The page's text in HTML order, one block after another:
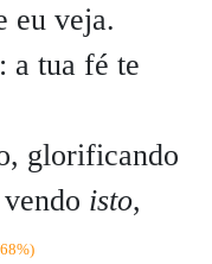
eu veja.
a tua fé te
glorificando
isto,